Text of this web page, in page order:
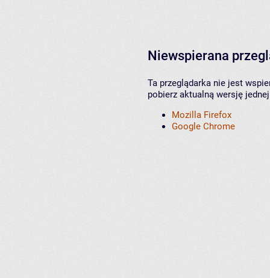
Niewspierana
Ta przeglądarka nie jest
pobierz aktualną wersję
Mozilla Firefox
Google Chrome